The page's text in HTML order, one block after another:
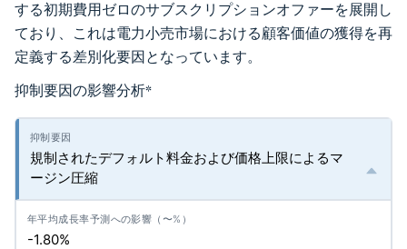
する初期費用ゼロのサブスクリプションオファーを展開し
ており、これは電力小売市場における顧客価値の獲得を再
定義する差別化要因となっています。
抑制要因の影響分析*
規制されたデフォルト料金および価格上限によるマ
ージン圧縮
-1.80%